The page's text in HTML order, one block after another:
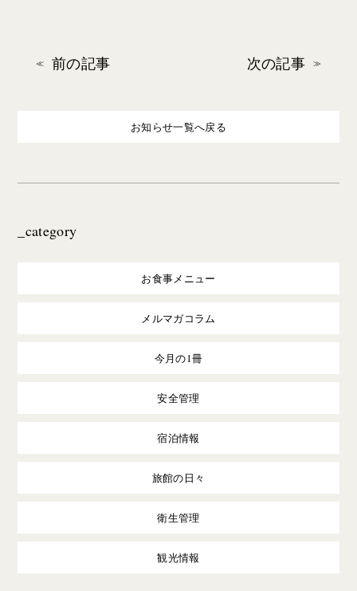
前の記事 次の記事
お知らせ一覧へ戻る
_category
お食事メニュー
メルマガコラム
今月の1冊
安全管理
宿泊情報
旅館の日々
衛生管理
観光情報